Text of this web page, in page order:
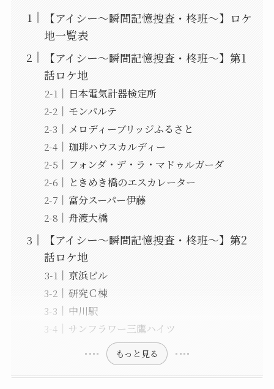
【アイシー～瞬間記憶捜査・柊班～】ロケ
地一覧表
【アイシー～瞬間記憶捜査・柊班～】第1
話ロケ地
日本電気計器検定所
モンパルテ
メロディーブリッジふるさと
珈琲ハウスカルディー
フォンダ・デ・ラ・マドゥルガーダ
ときめき橋のエスカレーター
富分スーパー伊藤
舟渡大橋
【アイシー～瞬間記憶捜査・柊班～】第2
話ロケ地
京浜ビル
研究Ｃ棟
中川駅
サンフラワー三鷹ハイツ
もっと見る